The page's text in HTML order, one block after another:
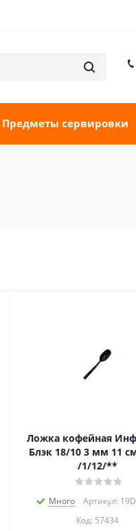
Предметы сервировки
Ложка кофейная
Блэк 18/10 3 мм 11 см. Pinti
/1/12/**
Много
Артикул:
Код: 57434